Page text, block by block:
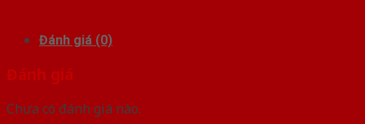
Đánh giá (0)
Đánh giá
Chưa có đánh giá nào.